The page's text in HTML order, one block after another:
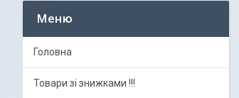
Головна
Товари зі знижками !!!